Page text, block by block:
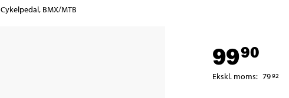
Cykelpedal, BMX/MTB
9990
Ekskl. moms: 7992